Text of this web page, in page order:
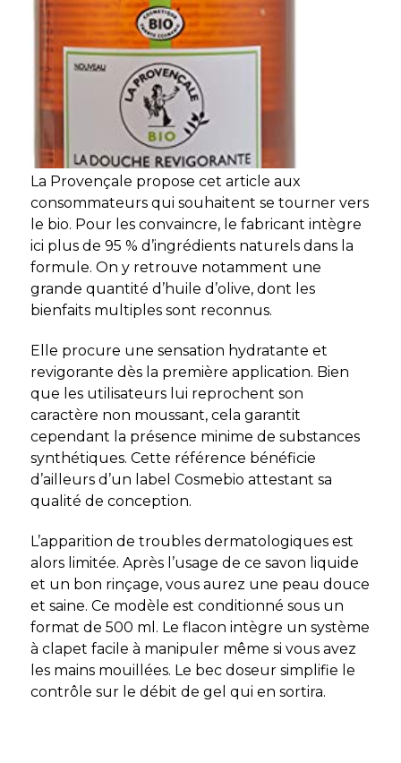
La Provençale propose cet article aux
consommateurs qui souhaitent se tourner vers
le bio. Pour les convaincre, le fabricant intègre
ici plus de 95 % d’ingrédients naturels dans la
formule. On y retrouve notamment une
grande quantité d’huile d’olive, dont les
bienfaits multiples sont reconnus.
Elle procure une sensation hydratante et
revigorante dès la première application. Bien
que les utilisateurs lui reprochent son
caractère non moussant, cela garantit
cependant la présence minime de substances
synthétiques. Cette référence bénéficie
d’ailleurs d’un label Cosmebio attestant sa
qualité de conception.
L’apparition de troubles dermatologiques est
alors limitée. Après l’usage de ce savon liquide
et un bon rinçage, vous aurez une peau douce
et saine. Ce modèle est conditionné sous un
format de 500 ml. Le flacon intègre un système
à clapet facile à manipuler même si vous avez
les mains mouillées. Le bec doseur simplifie le
contrôle sur le débit de gel qui en sortira.